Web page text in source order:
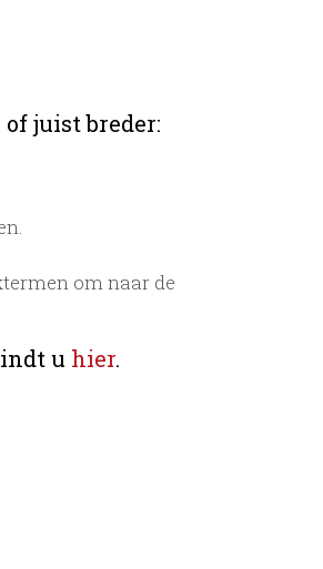
juist breder:
om naar de
u hier.